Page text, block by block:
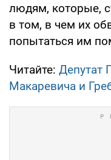
людям, которые,
в том, в чем их
попытаться им
Читайте: Депутат
Макаревича и